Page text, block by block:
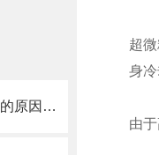
冷藏冷风机引起蒸发温度过低的原因及解决办法
超
身
由